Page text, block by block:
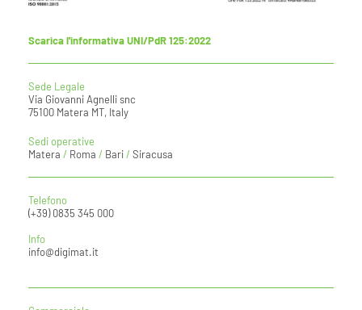
Scarica l'informativa UNI/PdR 125:2022
Sede Legale
Via Giovanni Agnelli snc
75100 Matera MT, Italy
Sedi operative
Matera / Roma / Bari/ Siracusa
Telefono
(+39) 0835 345 000
Info
info@digimat.it